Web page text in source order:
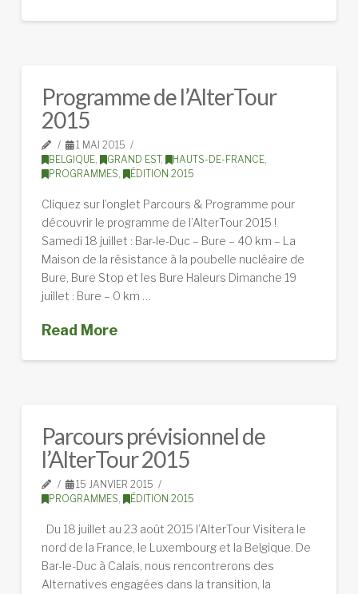
Programme de l’AlterTour
2015
1 MAI 2015
BELGIQUE, GRAND EST, HAUTS-DE-FRANCE,
PROGRAMMES
ÉDITION 2015
Cliquez sur l’onglet Parcours & Programme pour
découvrir le programme de l’AlterTour 2015 !
Samedi 18 juillet : Bar-le-Duc – Bure – 40 km – La
Maison de la résistance à la poubelle nucléaire de
Bure, Bure Stop et les Bure Haleurs Dimanche 19
juillet : Bure – 0 km …
Read More
Parcours prévisionnel de
l’AlterTour 2015
15 JANVIER 2015
PROGRAMMES
ÉDITION 2015
Du 18 juillet au 23 août 2015 l’AlterTour Visitera le
nord de la France, le Luxembourg et la Belgique. De
Bar-le-Duc à Calais, nous rencontrerons des
Alternatives engagées dans la transition, la